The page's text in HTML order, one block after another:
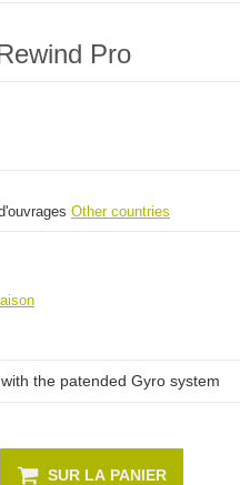
Pro
Other countries
the patended Gyro system
SUR LA PANIER